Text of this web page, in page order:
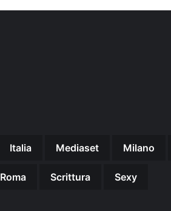
Italia Mediaset Milano
Roma Scrittura Sexy